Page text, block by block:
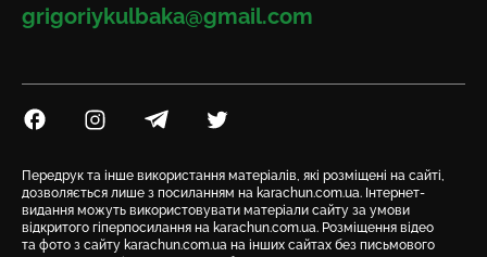
Email
grigoriykulbaka@gmail.com
Посилання на Facebook
Посилання на Instagram
Посилання на Telegram
Посилання на Twitter
Передрук та інше використання матеріалів, які розміщені на сайті,
дозволяється лише з посиланням на karachun.com.ua. Інтернет-
видання можуть використовувати матеріали сайту за умови
відкритого гіперпосилання на karachun.com.ua. Розміщення відео
та фото з сайту karachun.com.ua на інших сайтах без письмового